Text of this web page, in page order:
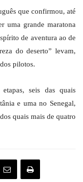
que confirmou, até
uma grande maratona
de aventura ao de
do deserto” levam,
pilotos.
seis das quais
e uma no Senegal,
quais mais de quatro